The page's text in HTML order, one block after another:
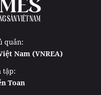
quản:
Nam (VNREA)
tập:
Toan